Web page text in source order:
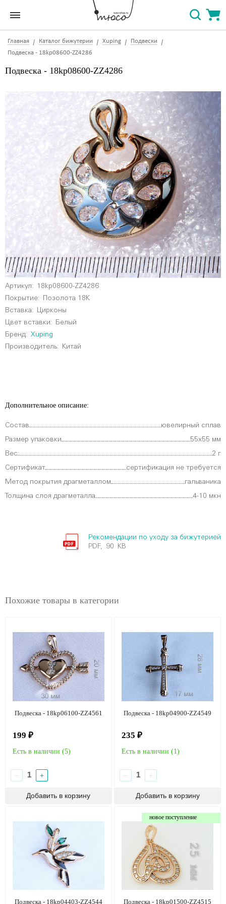
Главная Каталог бижутерии Xuping
Подвески
Подвеска - 18kp08600-ZZ4286
Подвеска - 18kp08600-ZZ4286
Артикул:
18kp08600-ZZ4286
Покрытие: Позолота 18К
Вставка: Цирконы
Цвет вставки:
Белый
Бренд:
Xuping
Производитель: Китай
Дополнительное описание:
Состав ювелирный сплав
Размер упаковки 55х55 мм
Вес 2 г
Сертификат сертификация не требуется
Метод покрытия драгметаллом гальваника
Толщина слоя драгметалла 4-10 мкн
Рекомендации по уходу за бижутерией
PDF, 90 KB
Похожие товары в категории
Подвеска - 18kp06100-ZZ4561
199 ₽
Есть в наличии (5)
− +
Подвеска - 18kp04900-ZZ4549
235 ₽
Есть в наличии (1)
− +
Подвеска - 18kp04403-ZZ4544
новое поступление
Подвеска - 18kp01500-ZZ4515